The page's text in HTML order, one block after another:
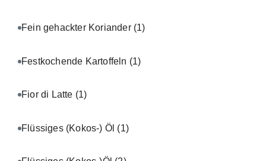
Fein gehackter Koriander (1)
Festkochende Kartoffeln (1)
Fior di Latte (1)
Flüssiges (Kokos-) Öl (1)